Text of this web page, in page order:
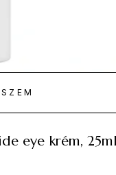
eye krém,